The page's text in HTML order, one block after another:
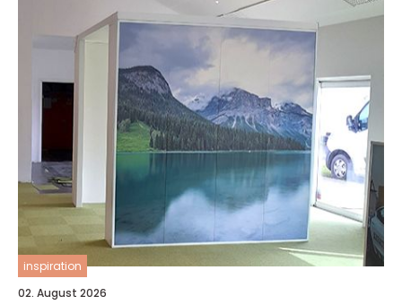
inspiration
02. August 2026